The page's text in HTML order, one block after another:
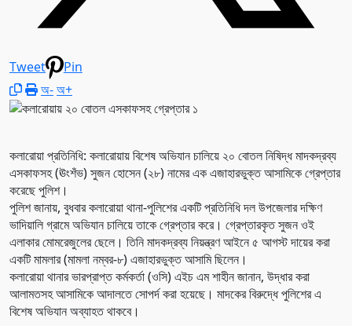
Tweet
Pin
অ-অ+
কলারোয়া প্রতিনিধি: কলারোয়ায় বিশেষ অভিযান চালিয়ে ২০ বোতল নিষিদ্ধ মাদকদ্রব্য
এসকাফসহ (ঊংশঁভ) সুজন হোসেন (২৮) নামের এক এজাহারভুক্ত আসামিকে গ্রেপ্তার
করেছে পুলিশ।
পুলিশ জানায়, বুধবার কলারোয়া থানা-পুলিশের একটি প্রতিনিধি দল উপজেলার দক্ষিণ
ভাদিয়ালি গ্রামে অভিযান চালিয়ে তাকে গ্রেপ্তার করে। গ্রেপ্তারকৃত সুজন ওই
এলাকার মোমরেজুলের ছেলে। তিনি মাদকদ্রব্য নিয়ন্ত্রণ আইনে ৫ আগস্ট দায়ের করা
একটি মামলার (মামলা নম্বর-৮) এজাহারভুক্ত আসামি ছিলেন।
কলারোয়া থানার ভারপ্রাপ্ত কর্মকর্তা (ওসি) এইচ এম শাহীন জানান, উদ্ধার করা
আলামতসহ আসামিকে আদালতে সোপর্দ করা হয়েছে। মাদকের বিরুদ্ধে পুলিশের এ
বিশেষ অভিযান অব্যাহত থাকবে।